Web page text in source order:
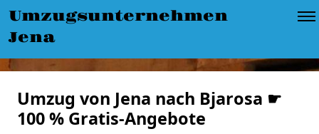
Umzugsunternehmen
Jena
Umzug von Jena nach Bjarosa ☛
100 % Gratis-Angebote